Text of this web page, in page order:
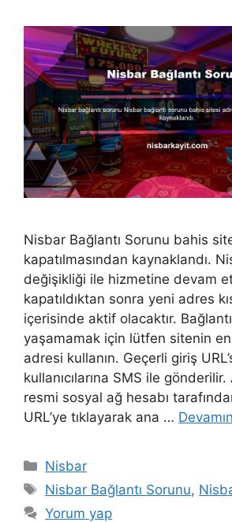
Nisbar Bağlantı Sorunu bahis
kapatılmasından kaynaklandı.
değişikliği ile hizmetine devam
kapatıldıktan sonra yeni adres
içerisinde aktif olacaktır.
yaşamamak için lütfen sitenin en
adresi kullanın. Geçerli giriş
kullanıcılarına SMS ile
resmi sosyal ağ hesabı
URL’ye tıklayarak ana …
Kategoriler
Nisbar
Etiketler
Nisbar Bağlantı Sorunu,
Yorum yap